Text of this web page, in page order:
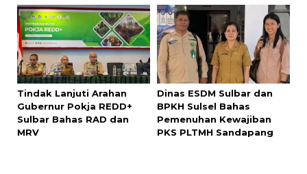
Tindak Lanjuti Arahan
Gubernur Pokja REDD+
Sulbar Bahas RAD dan
MRV
Dinas ESDM Sulbar dan
BPKH Sulsel Bahas
Pemenuhan Kewajiban
PKS PLTMH Sandapang